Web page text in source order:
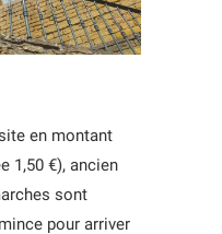
en montant
1,50 €), ancien
sont
pour arriver